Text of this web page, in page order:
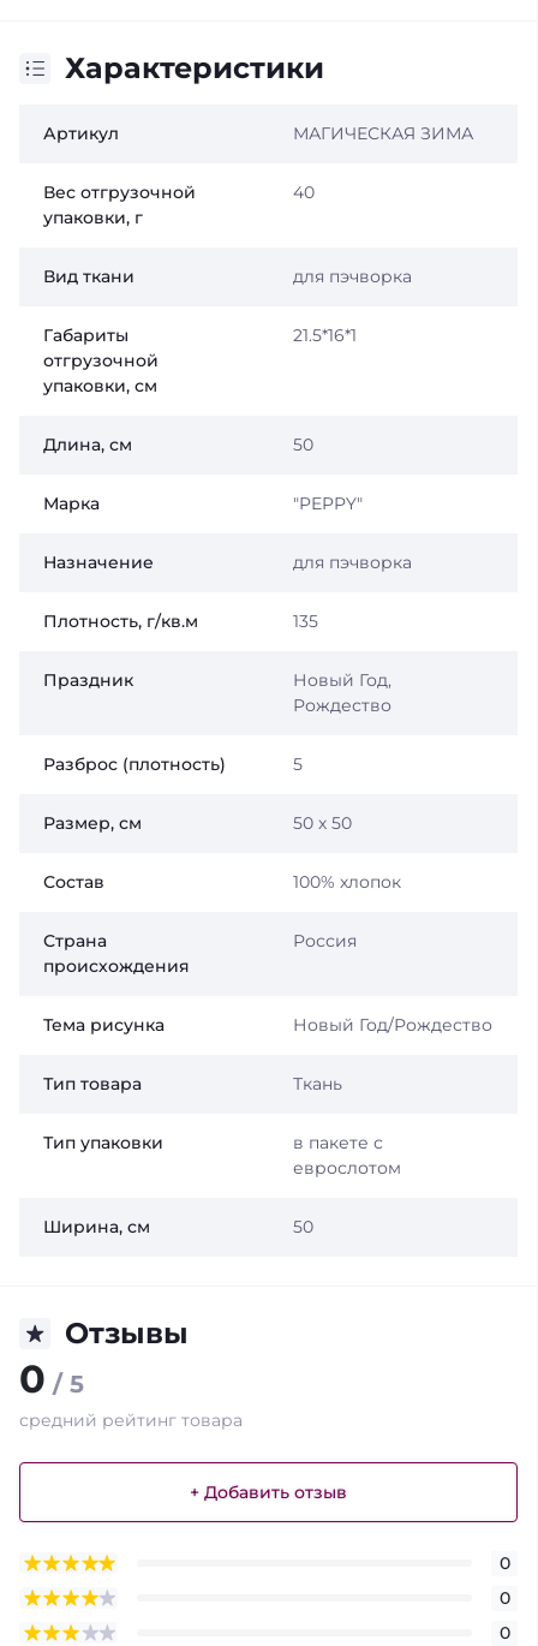
Характеристики
Артикул МАГИЧЕСКАЯ ЗИМА
Вес отгрузочной
упаковки, г
40
Вид ткани для пэчворка
Габариты
отгрузочной
упаковки, см
21.5*16*1
Длина, см 50
Марка "PEPPY"
Назначение для пэчворка
Плотность, г/кв.м 135
Праздник
Новый Год,
Рождество
Разброс (плотность) 5
Размер, см 50 х 50
Состав 100% хлопок
Страна
происхождения
Россия
Тема рисунка Новый Год/Рождество
Тип товара Ткань
Тип упаковки
в пакете с
еврослотом
Ширина, см 50
Отзывы
0 / 5
средний рейтинг товара
+ Добавить отзыв
0
0
0